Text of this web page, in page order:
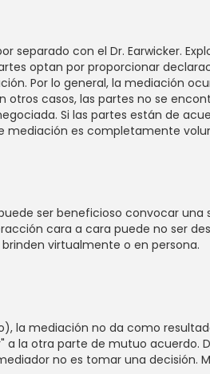
con el Dr. Earwicker.
optan por proporcionar
Por lo general, la mediación
casos, las partes no se
Si las partes están de
es completamente
ser beneficioso convocar
cara a cara puede no ser
virtualmente o en persona.
la mediación no da como
la otra parte de mutuo acuerdo.
no es tomar una decisión.